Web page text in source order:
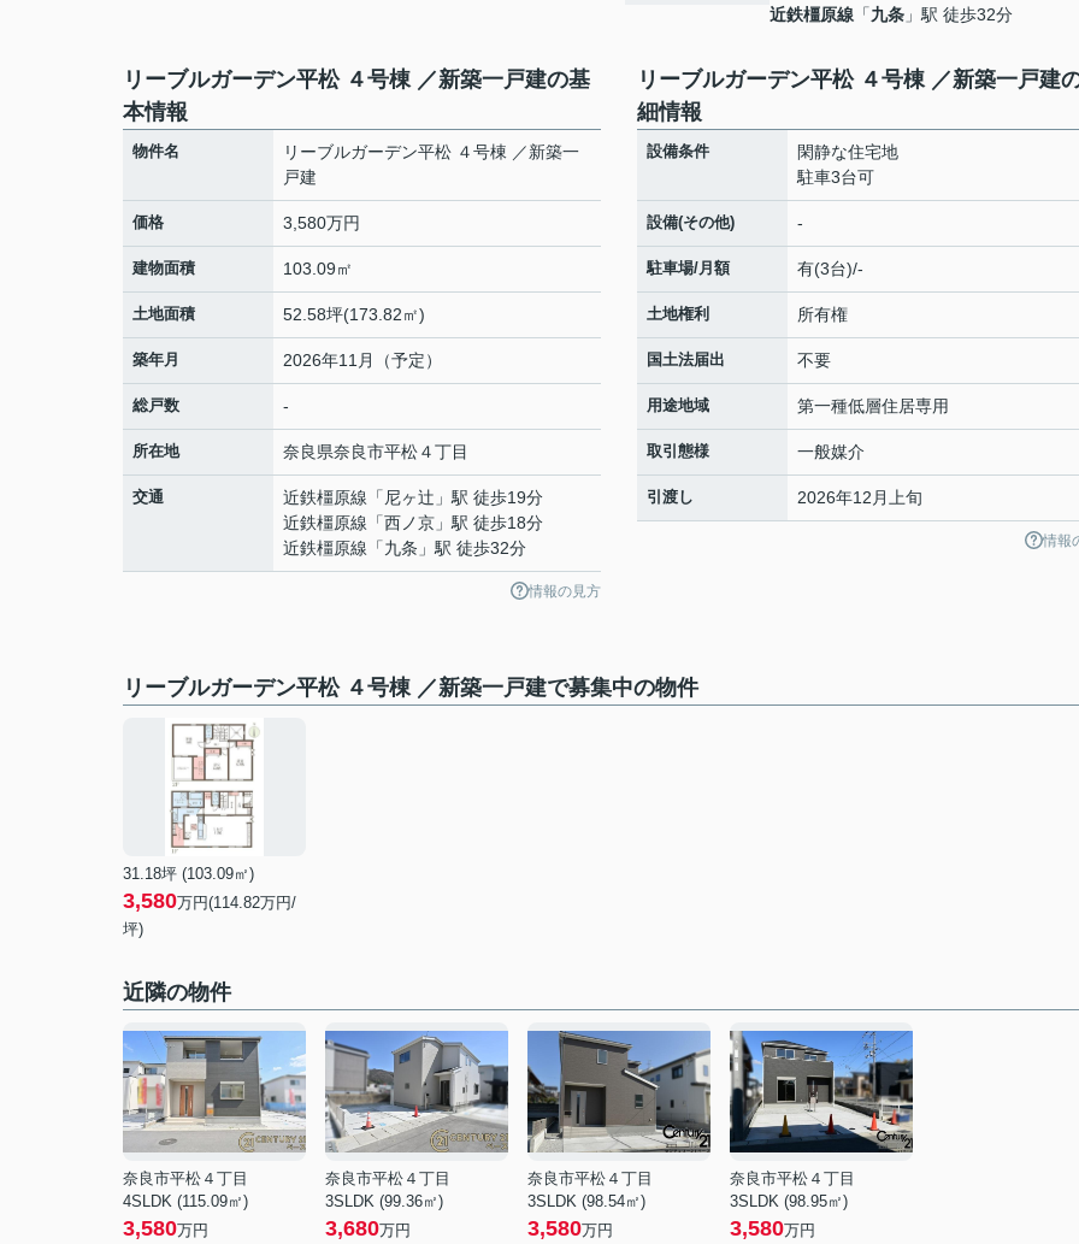
近鉄橿原線 「九条 」駅 徒歩32分
リーブルガーデン平松 ４号棟 ／新築一戸建の基
本情報
物件名
リーブルガーデン平松 ４号棟 ／新築一
戸建
価格 3,580万円
建物面積 103.09㎡
土地面積 52.58坪(173.82㎡)
築年月 2026年11月（予定）
総戸数 -
所在地 奈良県奈良市平松４丁目
交通 近鉄橿原線 「 尼ヶ辻 」駅 徒歩19分
近鉄橿原線 「西ノ京 」駅 徒歩18分
近鉄橿原線 「九条 」駅 徒歩32分
情報の見方
リーブルガーデン平松 ４号棟 ／新築一戸建
細情報
設備条件
閑静な住宅地
駐車3台可
設備(その他) -
駐車場/月額 有(3台)/-
土地権利 所有権
国土法届出 不要
用途地域 第一種低層住居専用
取引態様 一般媒介
引渡し 2026年12月上旬
情報
リーブルガーデン平松 ４号棟 ／新築一戸建で募集中の物件
31.18坪 (103.09㎡)
3,580万円(114.82万円/
坪)
近隣の物件
奈良市平松４丁目
4SLDK (115.09㎡)
3,580万円
奈良市平松４丁目
3SLDK (99.36㎡)
3,680万円
奈良市平松４丁目
3SLDK (98.54㎡)
3,580万円
奈良市平松４丁目
3SLDK (98.95㎡)
3,580万円